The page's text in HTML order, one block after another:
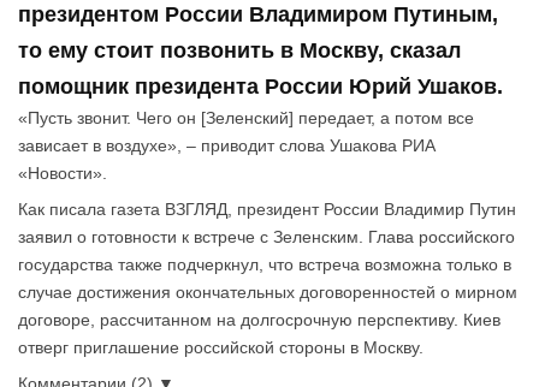
президентом России Владимиром Путиным,
то ему стоит позвонить в Москву, сказал
помощник президента России Юрий Ушаков.
«Пусть звонит. Чего он [Зеленский] передает, а потом все
зависает в воздухе», – приводит слова Ушакова РИА
«Новости».
Как писала газета ВЗГЛЯД, президент России Владимир Путин
заявил о готовности к встрече с Зеленским. Глава российского
государства также подчеркнул, что встреча возможна только в
случае достижения окончательных договоренностей о мирном
договоре, рассчитанном на долгосрочную перспективу. Киев
отверг приглашение российской стороны в Москву.